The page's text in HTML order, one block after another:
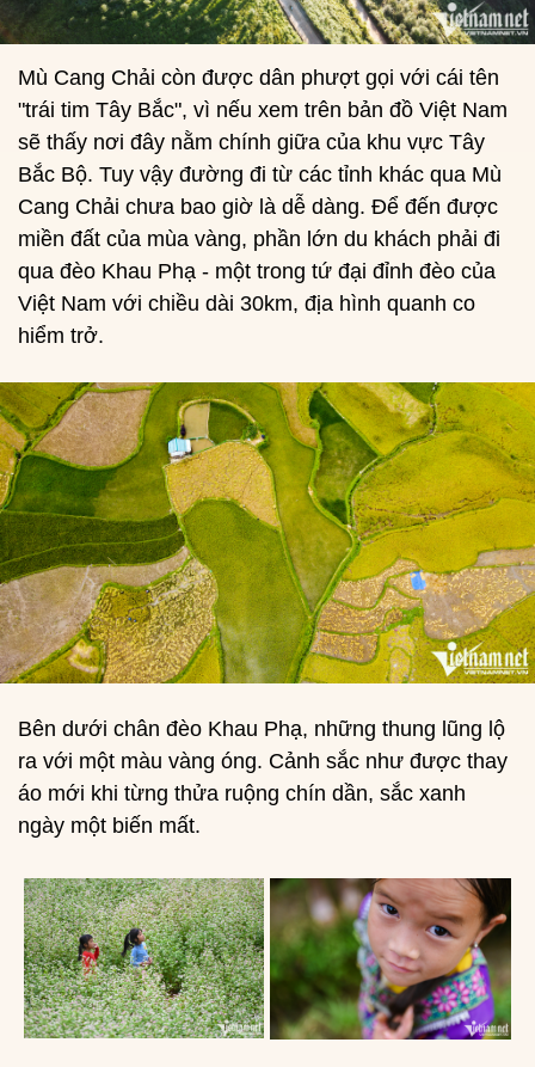
Mù Cang Chải còn được dân phượt gọi với cái tên
"trái tim Tây Bắc", vì nếu xem trên bản đồ Việt Nam
sẽ thấy nơi đây nằm chính giữa của khu vực Tây
Bắc Bộ. Tuy vậy đường đi từ các tỉnh khác qua Mù
Cang Chải chưa bao giờ là dễ dàng. Để đến được
miền đất của mùa vàng, phần lớn du khách phải đi
qua đèo Khau Phạ - một trong tứ đại đỉnh đèo của
Việt Nam với chiều dài 30km, địa hình quanh co
hiểm trở.
Bên dưới chân đèo Khau Phạ, những thung lũng lộ
ra với một màu vàng óng. Cảnh sắc như được thay
áo mới khi từng thửa ruộng chín dần, sắc xanh
ngày một biến mất.